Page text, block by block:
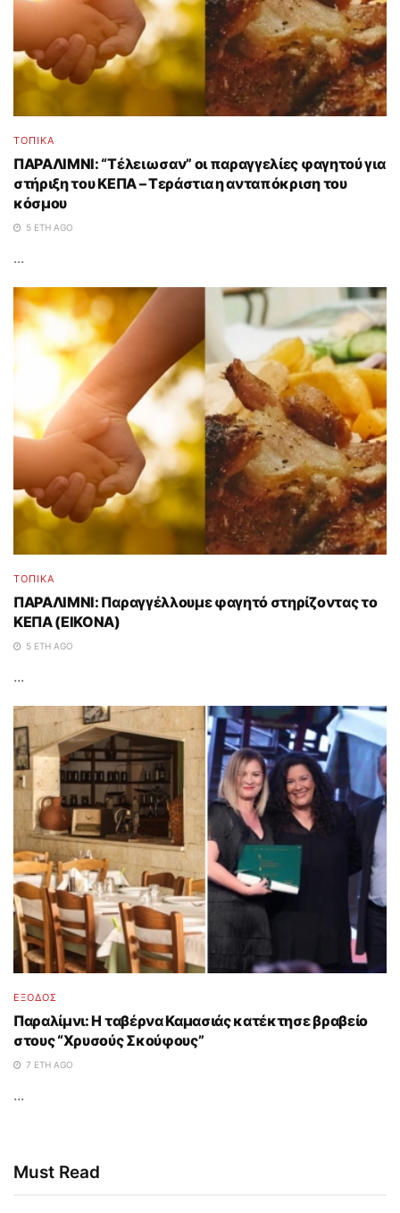
ΤΟΠΙΚΑ
ΠΑΡΑΛΙΜΝΙ: “Τέλειωσαν” οι παραγγελίες φαγητού για
στήριξη του ΚΕΠΑ – Τεράστια η ανταπόκριση του
κόσμου
5 ΈΤΗ AGO
...
ΤΟΠΙΚΑ
ΠΑΡΑΛΙΜΝΙ: Παραγγέλλουμε φαγητό στηρίζοντας το
ΚΕΠΑ (ΕΙΚΟΝΑ)
5 ΈΤΗ AGO
...
ΈΞΟΔΟΣ
Παραλίμνι: Η ταβέρνα Καμασιάς κατέκτησε βραβείο
στους “Χρυσούς Σκούφους”
7 ΈΤΗ AGO
...
Must Read